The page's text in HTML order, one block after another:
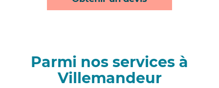
Parmi nos services à
Villemandeur